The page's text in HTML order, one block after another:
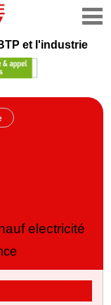
et l'industrie
electricité